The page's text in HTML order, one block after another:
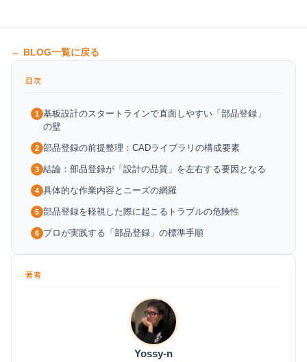
← BLOG一覧に戻る
目次
1 基板設計のスタートラインで直面しやすい「部品登録」
の壁
2 部品登録の前提整理：CADライブラリの構成要素
3 結論：部品登録が「設計の品質」を左右する要因となる
4 具体的な作業内容とニーズの網羅
5 部品登録を軽視した際に起こるトラブルの危険性
6 プロが実践する「部品登録」の標準手順
7 【技術的解説1】ランド計算の裏側：IPC-7351規格の重要
1文字の型番違いが招く損失とリカバリー対応の事例
AI時代におけるライブラリ流用のリスクについて
著者
Yossy-n